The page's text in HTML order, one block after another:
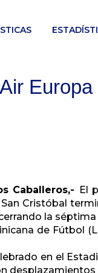
Europa
Caballeros,- El
Cristóbal
la
de Fútbol
en el